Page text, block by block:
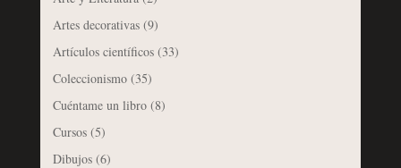
Artes decorativas(9)
Artículos científicos(33)
Coleccionismo(35)
Cuéntame un libro(8)
Cursos(5)
Dibujos(6)